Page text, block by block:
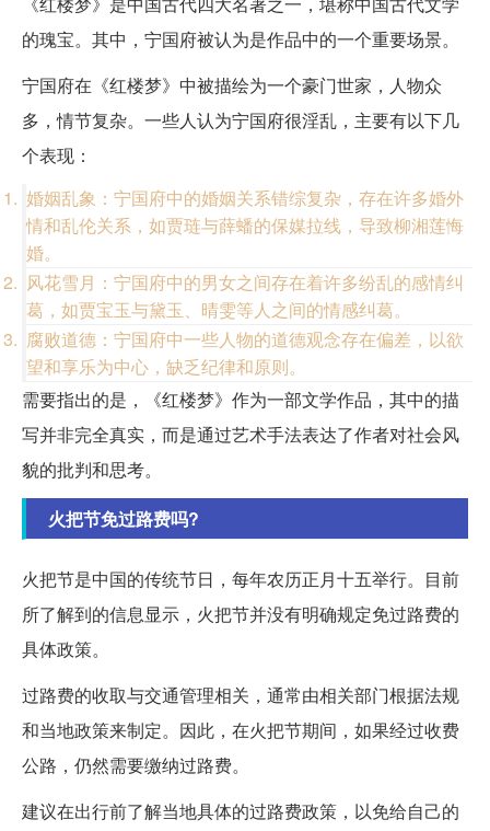
的瑰宝。其中，宁国府被认为是作品中的一个重要场景。
宁国府在《红楼梦》中被描绘为一个豪门世家，人物众
多，情节复杂。一些人认为宁国府很淫乱，主要有以下几
个表现：
婚姻乱象：宁国府中的婚姻关系错综复杂，存在许多婚外
情和乱伦关系，如贾琏与薛蟠的保媒拉线，导致柳湘莲悔
婚。
风花雪月：宁国府中的男女之间存在着许多纷乱的感情纠
葛，如贾宝玉与黛玉、晴雯等人之间的情感纠葛。
腐败道德：宁国府中一些人物的道德观念存在偏差，以欲
望和享乐为中心，缺乏纪律和原则。
需要指出的是，《红楼梦》作为一部文学作品，其中的描
写并非完全真实，而是通过艺术手法表达了作者对社会风
貌的批判和思考。
火把节免过路费吗?
火把节是中国的传统节日，每年农历正月十五举行。目前
所了解到的信息显示，火把节并没有明确规定免过路费的
具体政策。
过路费的收取与交通管理相关，通常由相关部门根据法规
和当地政策来制定。因此，在火把节期间，如果经过收费
公路，仍然需要缴纳过路费。
建议在出行前了解当地具体的过路费政策，以免给自己的